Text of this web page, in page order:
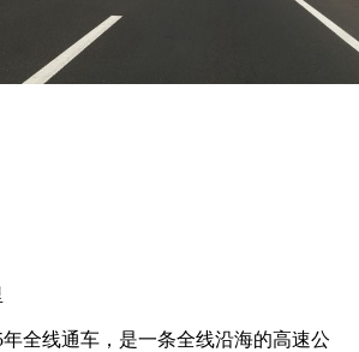
线通车，是一条全线沿海的高速公